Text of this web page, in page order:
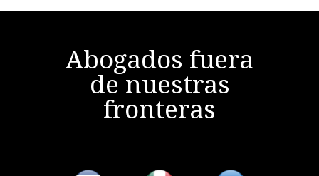
Abogados fuera
de nuestras
fronteras